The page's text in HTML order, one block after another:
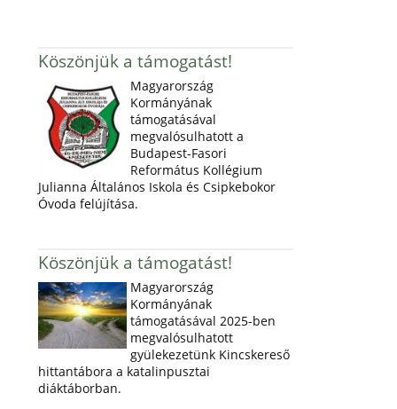
Köszönjük a támogatást!
Magyarország
Kormányának
támogatásával
megvalósulhatott a
Budapest-Fasori
Református Kollégium
Julianna Általános Iskola és Csipkebokor
Óvoda felújítása.
Köszönjük a támogatást!
Magyarország
Kormányának
támogatásával 2025-ben
megvalósulhatott
gyülekezetünk Kincskereső
hittantábora a katalinpusztai
diáktáborban.